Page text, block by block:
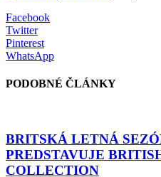
Facebook
Twitter
Pinterest
WhatsApp
PODOBNÉ ČLÁNKY
BRITSKÁ LETNÁ
PREDSTAVUJE
COLLECTION